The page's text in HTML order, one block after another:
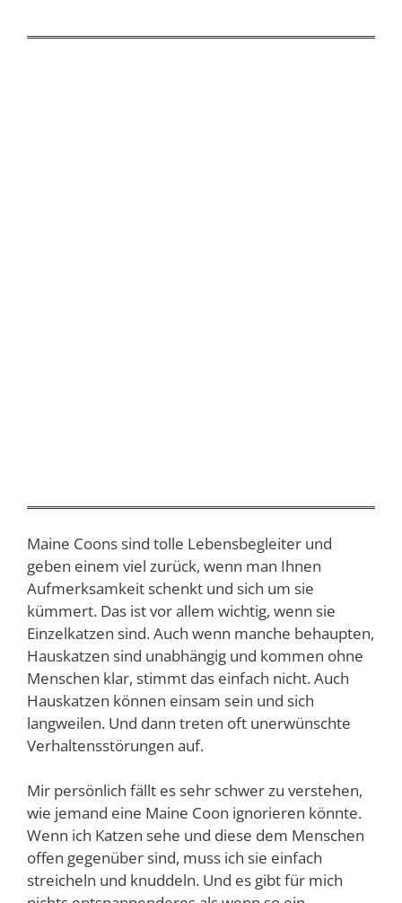
Maine Coons sind tolle Lebensbegleiter und
geben einem viel zurück, wenn man Ihnen
Aufmerksamkeit schenkt und sich um sie
kümmert. Das ist vor allem wichtig, wenn sie
Einzelkatzen sind. Auch wenn manche behaupten,
Hauskatzen sind unabhängig und kommen ohne
Menschen klar, stimmt das einfach nicht. Auch
Hauskatzen können einsam sein und sich
langweilen. Und dann treten oft unerwünschte
Verhaltensstörungen auf.
Mir persönlich fällt es sehr schwer zu verstehen,
wie jemand eine Maine Coon ignorieren könnte.
Wenn ich Katzen sehe und diese dem Menschen
offen gegenüber sind, muss ich sie einfach
streicheln und knuddeln. Und es gibt für mich